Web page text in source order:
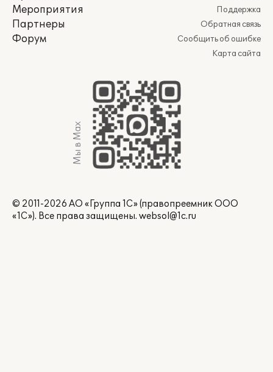
Мероприятия
Партнеры
Форум
Поддержка
Обратная связь
Сообщить об ошибке
Карта сайта
Мы в Max
© 2011-2026 АО «Группа 1С» (правопреемник ООО
«1С»). Все права защищены. websol@1c.ru